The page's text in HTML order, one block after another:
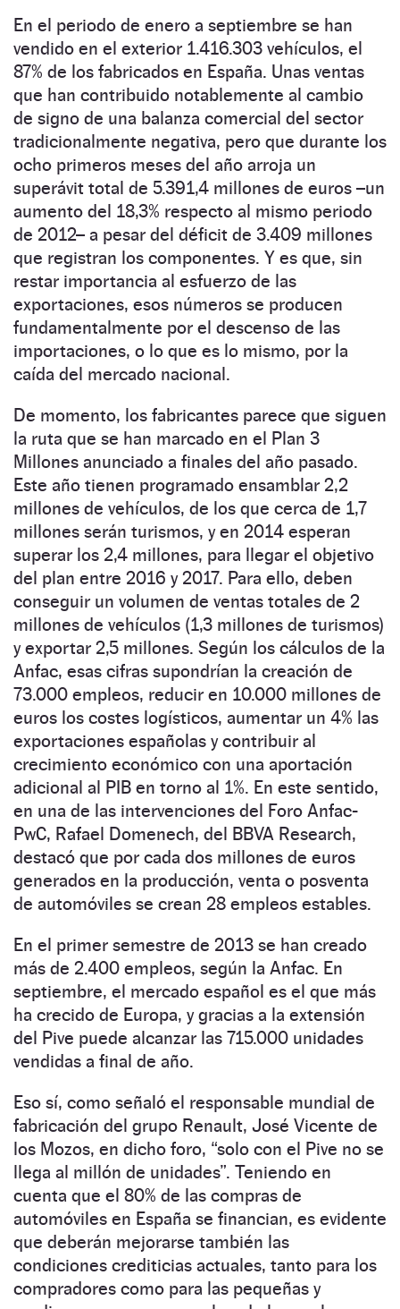
En el periodo de enero a septiembre se han
vendido en el exterior 1.416.303 vehículos, el
87% de los fabricados en España. Unas ventas
que han contribuido notablemente al cambio
de signo de una balanza comercial del sector
tradicionalmente negativa, pero que durante los
ocho primeros meses del año arroja un
superávit total de 5.391,4 millones de euros –un
aumento del 18,3% respecto al mismo periodo
de 2012– a pesar del déficit de 3.409 millones
que registran los componentes. Y es que, sin
restar importancia al esfuerzo de las
exportaciones, esos números se producen
fundamentalmente por el descenso de las
importaciones, o lo que es lo mismo, por la
caída del mercado nacional.
De momento, los fabricantes parece que siguen
la ruta que se han marcado en el Plan 3
Millones anunciado a finales del año pasado.
Este año tienen programado ensamblar 2,2
millones de vehículos, de los que cerca de 1,7
millones serán turismos, y en 2014 esperan
superar los 2,4 millones, para llegar el objetivo
del plan entre 2016 y 2017. Para ello, deben
conseguir un volumen de ventas totales de 2
millones de vehículos (1,3 millones de turismos)
y exportar 2,5 millones. Según los cálculos de la
­Anfac, esas cifras supondrían la creación de
73.000 empleos, reducir en 10.000 millones de
euros los costes logísticos, aumentar un 4% las
exportaciones españolas y contribuir al
crecimiento económico con una aportación
adicional al PIB en torno al 1%. En este sentido,
en una de las intervenciones del Foro Anfac-
PwC, Rafael Domenech, del BBVA Research,
destacó que por cada dos millones de euros
generados en la producción, venta o posventa
de automóviles se crean 28 empleos estables.
En el primer semestre de 2013 se han creado
más de 2.400 empleos, según la Anfac. En
septiembre, el mercado español es el que más
ha crecido de Europa, y gracias a la extensión
del Pive puede alcanzar las 715.000 unidades
vendidas a final de año.
Eso sí, como señaló el responsable mundial de
fabricación del grupo Renault, José Vicente de
los Mozos, en dicho foro, “solo con el Pive no se
llega al millón de unidades”. Teniendo en
cuenta que el 80% de las compras de
automóviles en España se financian, es evidente
que deberán mejorarse también las
condiciones crediticias actuales, tanto para los
compradores como para las pequeñas y